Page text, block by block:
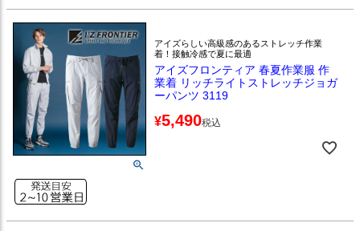
アイズらしい高級感のあるストレッチ作業
着！接触冷感で夏に最適
アイズフロンティア 春夏作業服 作
業着 リッチライトストレッチジョガ
ーパンツ 3119
¥5,490税込